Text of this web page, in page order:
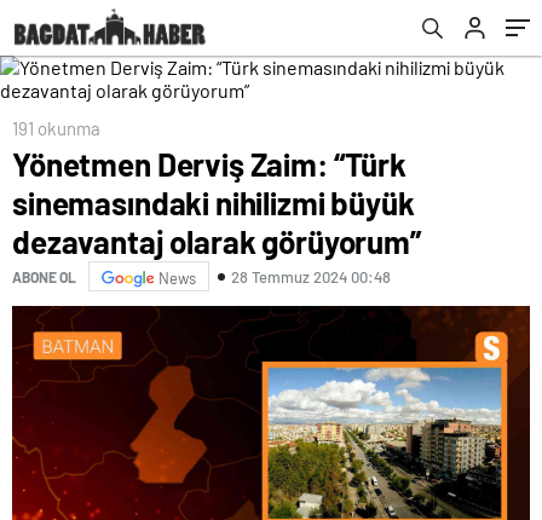
görüyorum”
191 okunma
Yönetmen Derviş Zaim: “Türk
sinemasındaki nihilizmi büyük
dezavantaj olarak görüyorum”
ABONE OL News 28 Temmuz 2024 00:48